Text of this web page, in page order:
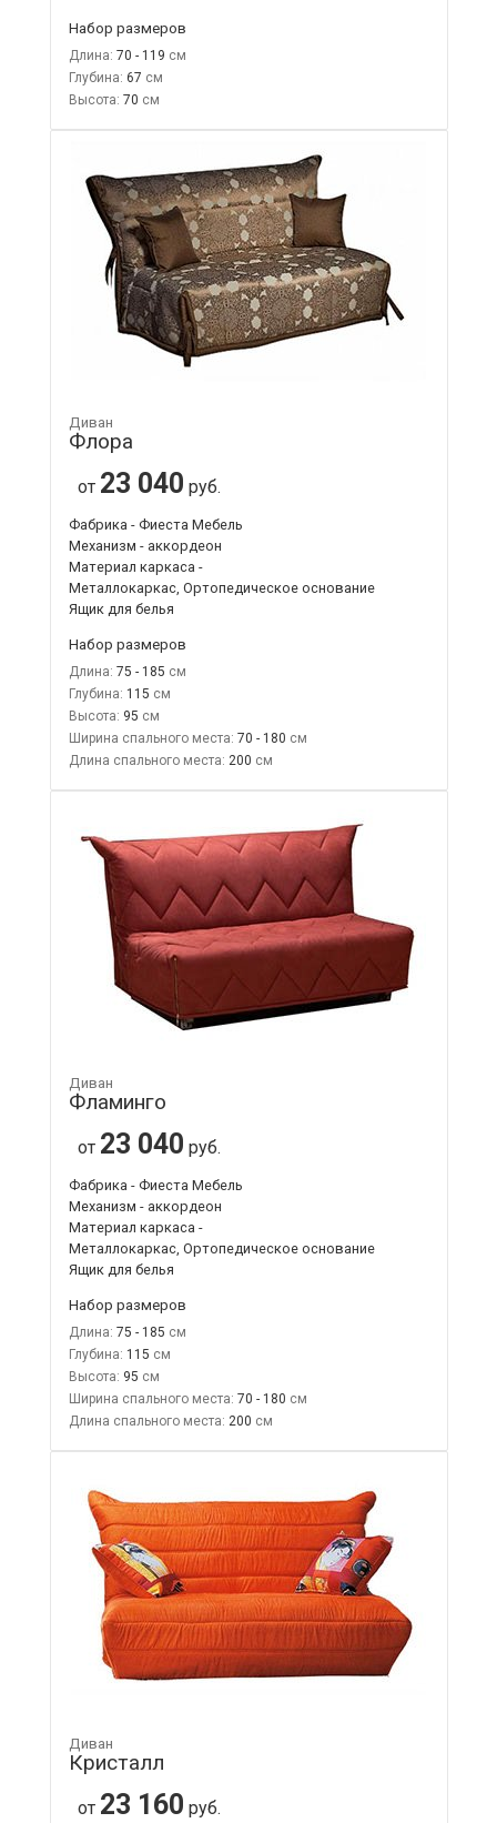
Набор размеров
Длина: 70 - 119
Глубина: 67
Высота: 70
Диван
Флора
от 23 040 руб.
Фабрика - Фиеста Мебель
Механизм - аккордеон
Материал каркаса -
Металлокаркас, Ортопедическое основание
Ящик для белья
Набор размеров
Длина: 75 - 185
Глубина: 115
Высота: 95
Ширина спального места: 70 - 180
Длина спального места: 200
Диван
Фламинго
от 23 040 руб.
Фабрика - Фиеста Мебель
Механизм - аккордеон
Материал каркаса -
Металлокаркас, Ортопедическое основание
Ящик для белья
Набор размеров
Длина: 75 - 185
Глубина: 115
Высота: 95
Ширина спального места: 70 - 180
Длина спального места: 200
Диван
Кристалл
от 23 160 руб.